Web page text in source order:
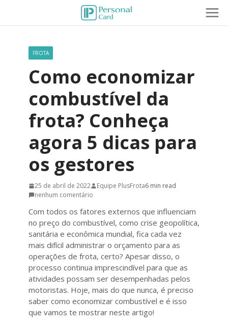
FROTA
Como economizar
combustível da
frota? Conheça
agora 5 dicas para
os gestores
25 de abril de 2022 Equipe PlusFrota6 min read
nenhum comentário
Com todos os fatores externos que influenciam
no preço do combustível, como crise geopolítica,
sanitária e econômica mundial, fica cada vez
mais difícil administrar o orçamento para as
operações de frota, certo? Apesar disso, o
processo continua imprescindível para que as
atividades possam ser desempenhadas pelos
motoristas. Hoje, mais do que nunca, é preciso
saber como economizar combustível e é isso
que vamos te mostrar neste artigo!